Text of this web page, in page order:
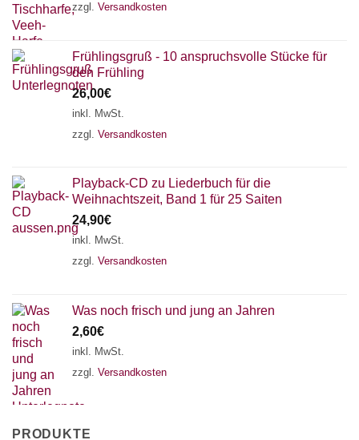
zzgl. Versandkosten
Frühlingsgruß - 10 anspruchsvolle Stücke für
den Frühling
26,00€
inkl. MwSt.
zzgl. Versandkosten
Playback-CD zu Liederbuch für die
Weihnachtszeit, Band 1 für 25 Saiten
24,90€
inkl. MwSt.
zzgl. Versandkosten
Was noch frisch und jung an Jahren
2,60€
inkl. MwSt.
zzgl. Versandkosten
PRODUKTE